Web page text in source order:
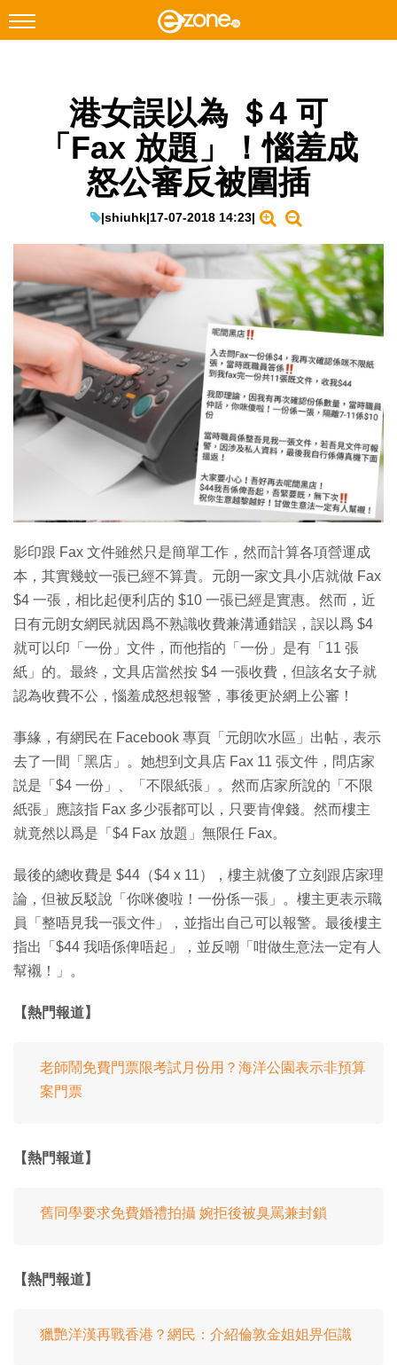
Facebook Instagram
教學評測
EduTech
IT Times
生成式AI與雲端應用
Enterprise Digital Transformation
特集
港女誤以為 ＄4 可
「Fax 放題」！惱羞成
怒公審反被圍插
|shiuhk|17-07-2018 14:23|
影印跟 Fax 文件雖然只是簡單工作，然而計算各項營運成
本，其實幾蚊一張已經不算貴。元朗一家文具小店就做 Fax
$4 一張，相比起便利店的 $10 一張已經是實惠。然而，近
日有元朗女網民就因爲不熟識收費兼溝通錯誤，誤以爲 $4
就可以印「一份」文件，而他指的「一份」是有「11 張
紙」的。最終，文具店當然按 $4 一張收費，但該名女子就
認為收費不公，惱羞成怒想報警，事後更於網上公審！
事緣，有網民在 Facebook 專頁「元朗吹水區」出帖，表示
去了一間「黑店」。她想到文具店 Fax 11 張文件，問店家
説是「$4 一份」、「不限紙張」。然而店家所說的「不限
紙張」應該指 Fax 多少張都可以，只要肯俾錢。然而樓主
就竟然以爲是「$4 Fax 放題」無限任 Fax。
最後的總收費是 $44（$4 x 11），樓主就傻了立刻跟店家理
論，但被反駁說「你咪傻啦！一份係一張」。樓主更表示職
員「整唔見我一張文件」，並指出自己可以報警。最後樓主
指出「$44 我唔係俾唔起」，並反嘲「咁做生意法一定有人
幫襯！」。
【熱門報道】
老師鬧免費門票限考試月份用？海洋公園表示非預算
案門票
【熱門報道】
舊同學要求免費婚禮拍攝 婉拒後被臭罵兼封鎖
【熱門報道】
獵艷洋漢再戰香港？網民：介紹倫敦金姐姐畀佢識